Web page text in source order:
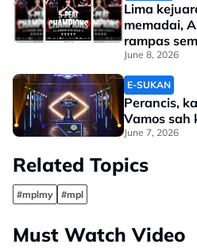
Lima
memadai,
rampas
June 8, 2026
E-SUKAN
Perancis,
Vamos sah
June 7, 2026
Related Topics
#mplmy #mpl
Must Watch Video